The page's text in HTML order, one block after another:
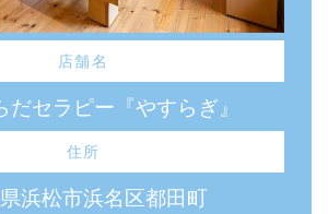
店舗名
だセラピー『やすらぎ』
住所
浜松市浜名区都田町